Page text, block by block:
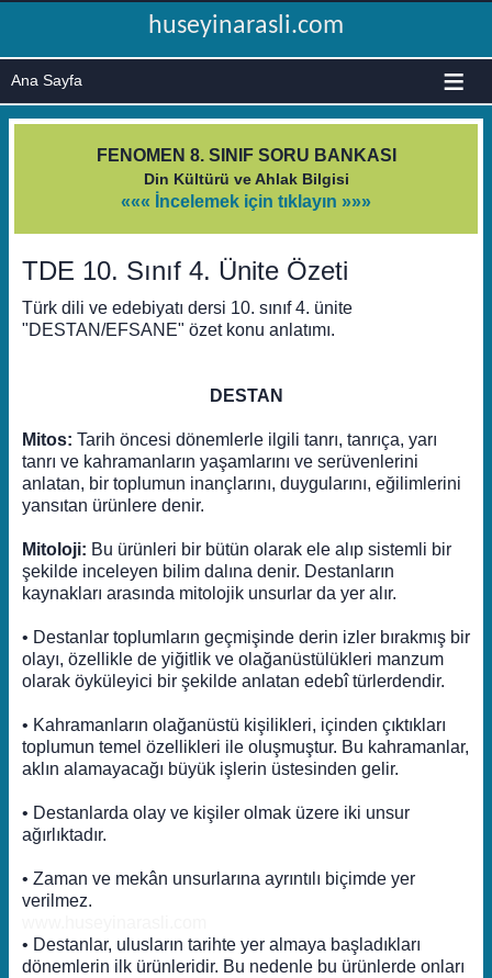
huseyinarasli.com
≡
FENOMEN 8. SINIF SORU BANKASI
Din Kültürü ve Ahlak Bilgisi
««« İncelemek için tıklayın »»»
TDE 10. Sınıf 4. Ünite Özeti
Türk dili ve edebiyatı dersi 10. sınıf 4. ünite
"DESTAN/EFSANE" özet konu anlatımı.
DESTAN
Mitos: Tarih öncesi dönemlerle ilgili tanrı, tanrıça, yarı
tanrı ve kahramanların yaşamlarını ve serüvenlerini
anlatan, bir toplumun inançlarını, duygularını, eğilimlerini
yansıtan ürünlere denir.
Mitoloji: Bu ürünleri bir bütün olarak ele alıp sistemli bir
şekilde inceleyen bilim dalına denir. Destanların
kaynakları arasında mitolojik unsurlar da yer alır.
• Destanlar toplumların geçmişinde derin izler bırakmış bir
olayı, özellikle de yiğitlik ve olağanüstülükleri manzum
olarak öyküleyici bir şekilde anlatan edebî türlerdendir.
• Kahramanların olağanüstü kişilikleri, içinden çıktıkları
toplumun temel özellikleri ile oluşmuştur. Bu kahramanlar,
aklın alamayacağı büyük işlerin üstesinden gelir.
• Destanlarda olay ve kişiler olmak üzere iki unsur
ağırlıktadır.
• Zaman ve mekân unsurlarına ayrıntılı biçimde yer
verilmez.
• Destanlar, ulusların tarihte yer almaya başladıkları
dönemlerin ilk ürünleridir. Bu nedenle bu ürünlerde onları